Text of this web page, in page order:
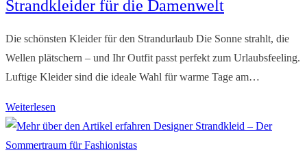
Strandkleider für die Damenwelt
Die schönsten Kleider für den Strandurlaub Die Sonne strahlt, die
Wellen plätschern – und Ihr Outfit passt perfekt zum Urlaubsfeeling.
Luftige Kleider sind die ideale Wahl für warme Tage am…
Weiterlesen
Damen:
Stylische